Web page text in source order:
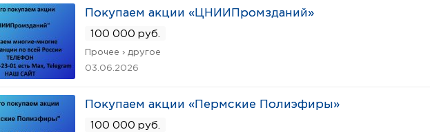
Покупаем акции «ЦНИИПромзданий»
100 000 руб.
Прочее › другое
03.06.2026
Покупаем акции «Пермские Полиэфиры»
100 000 руб.